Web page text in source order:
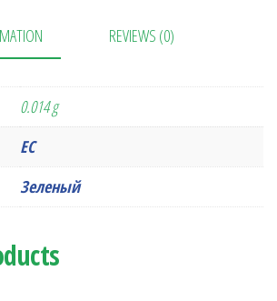
se
n
ge
r
ит
REVIEWS (0)
0.014 g
ЕС
Зеленый